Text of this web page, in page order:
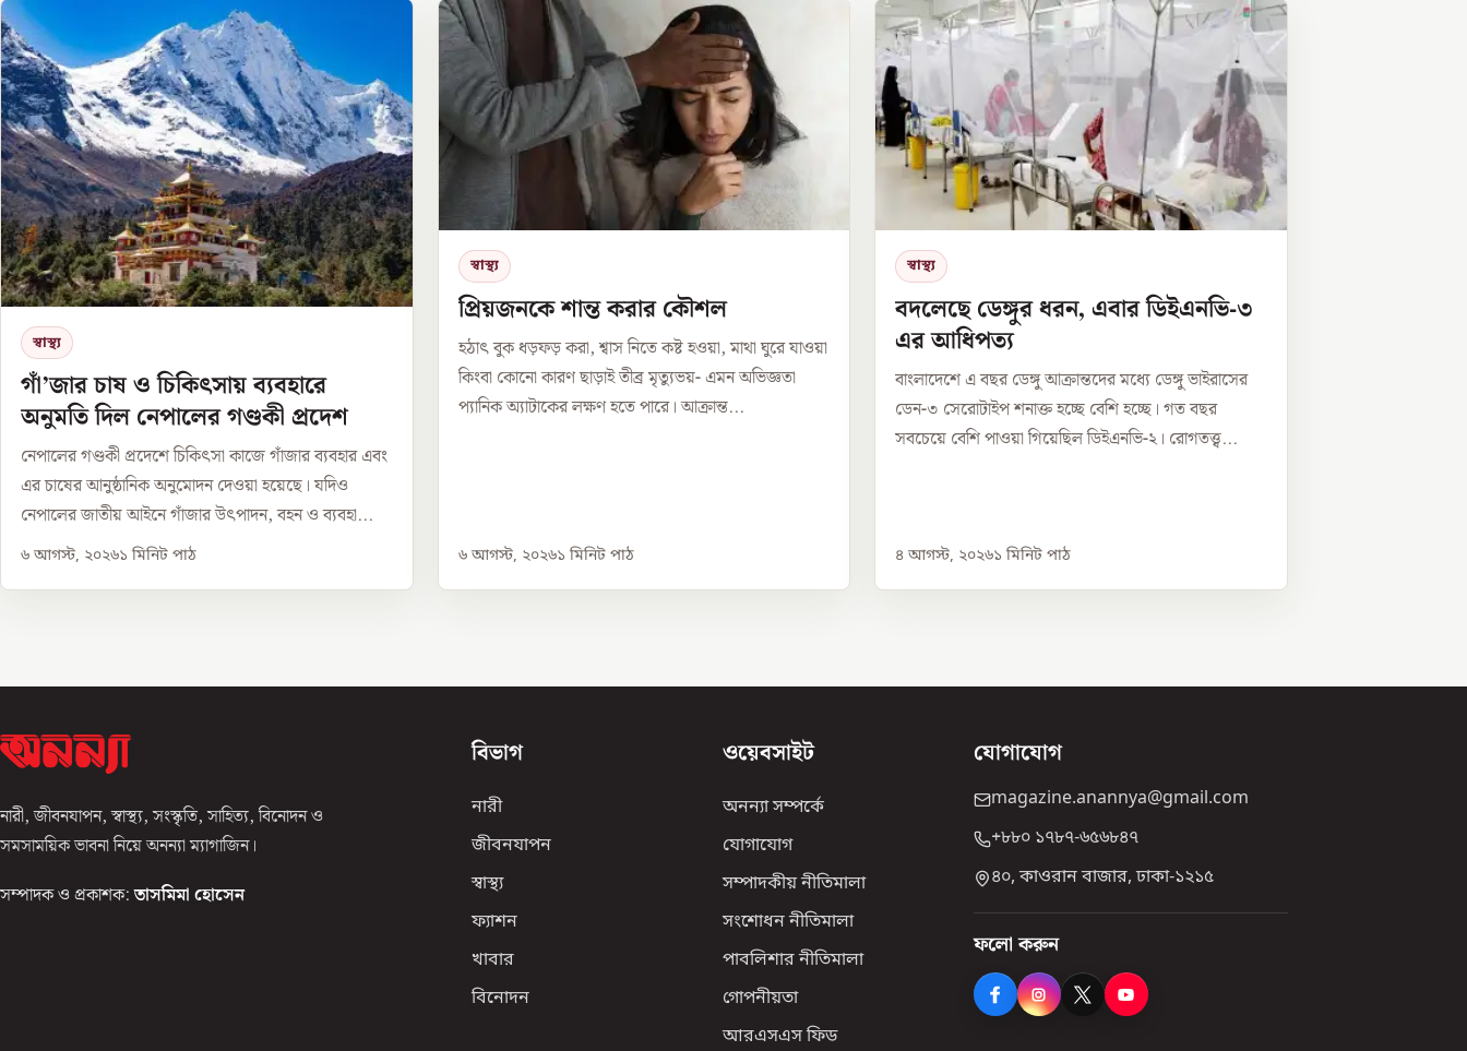
স্বাস্থ্য
গাঁ’জার চাষ ও চিকিৎসায় ব্যবহারে
অনুমতি দিল নেপালের গণ্ডকী প্রদেশ
নেপালের গণ্ডকী প্রদেশে চিকিৎসা কাজে গাঁজার ব্যবহার এবং
এর চাষের আনুষ্ঠানিক অনুমোদন দেওয়া হয়েছে। যদিও
নেপালের জাতীয় আইনে গাঁজার উৎপাদন, বহন ও ব্যবহা...
৬ আগস্ট, ২০২৬১ মিনিট পাঠ
স্বাস্থ্য
প্রিয়জনকে শান্ত করার কৌশল
হঠাৎ বুক ধড়ফড় করা, শ্বাস নিতে কষ্ট হওয়া, মাথা ঘুরে যাওয়া
কিংবা কোনো কারণ ছাড়াই তীব্র মৃত্যুভয়- এমন অভিজ্ঞতা
প্যানিক অ্যাটাকের লক্ষণ হতে পারে। আক্রান্ত...
৬ আগস্ট, ২০২৬১ মিনিট পাঠ
স্বাস্থ্য
বদলেছে ডেঙ্গুর ধরন, এবার ডিইএনভি-৩
এর আধিপত্য
বাংলাদেশে এ বছর ডেঙ্গু আক্রান্তদের মধ্যে ডেঙ্গু ভাইরাসের
ডেন-৩ সেরোটাইপ শনাক্ত হচ্ছে বেশি হচ্ছে। গত বছর
সবচেয়ে বেশি পাওয়া গিয়েছিল ডিইএনভি-২। রোগতত্ত্ব...
৪ আগস্ট, ২০২৬১ মিনিট পাঠ
নারী, জীবনযাপন, স্বাস্থ্য, সংস্কৃতি, সাহিত্য, বিনোদন ও
সমসাময়িক ভাবনা নিয়ে অনন্যা ম্যাগাজিন।
সম্পাদক ও প্রকাশক: তাসমিমা হোসেন
বিভাগ
নারী
জীবনযাপন
স্বাস্থ্য
ফ্যাশন
খাবার
বিনোদন
ওয়েবসাইট
অনন্যা সম্পর্কে
যোগাযোগ
সম্পাদকীয় নীতিমালা
সংশোধন নীতিমালা
পাবলিশার নীতিমালা
গোপনীয়তা
আরএসএস ফিড
যোগাযোগ
magazine.anannya@gmail.com
+৮৮০ ১৭৮৭-৬৫৬৮৪৭
৪০, কাওরান বাজার, ঢাকা-১২১৫
ফলো করুন